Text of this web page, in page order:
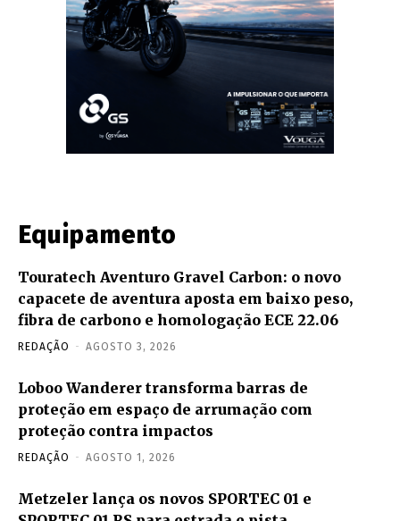
Equipamento
Touratech Aventuro Gravel Carbon: o novo
capacete de aventura aposta em baixo peso,
fibra de carbono e homologação ECE 22.06
REDAÇÃO - AGOSTO 3, 2026
Loboo Wanderer transforma barras de
proteção em espaço de arrumação com
proteção contra impactos
REDAÇÃO - AGOSTO 1, 2026
Metzeler lança os novos SPORTEC 01 e